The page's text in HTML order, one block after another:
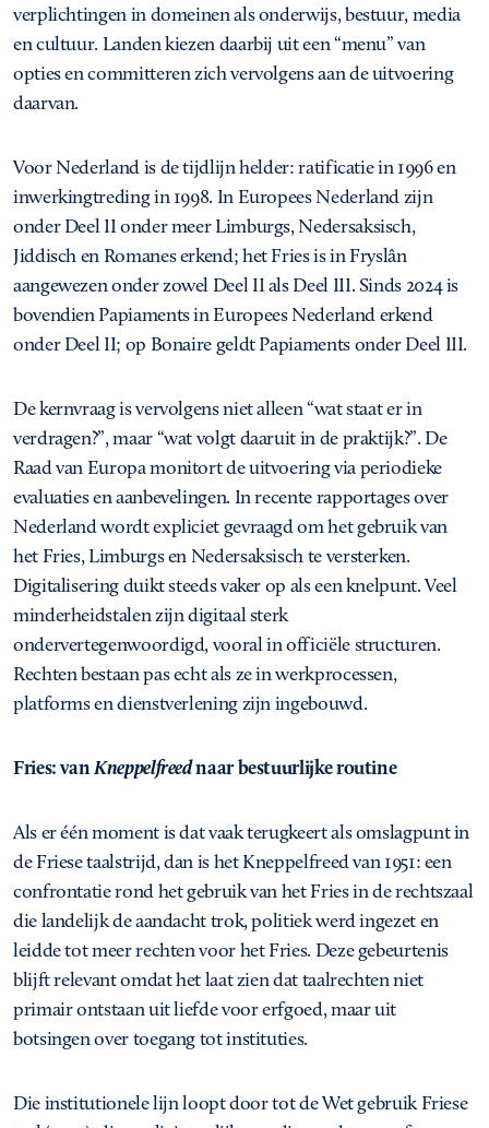
verplichtingen in domeinen als onderwijs, bestuur, media
en cultuur. Landen kiezen daarbij uit een “menu” van
opties en committeren zich vervolgens aan de uitvoering
daarvan.
Voor Nederland is de tijdlijn helder: ratificatie in 1996 en
inwerkingtreding in 1998. In Europees Nederland zijn
onder Deel II onder meer Limburgs, Nedersaksisch,
Jiddisch en Romanes erkend; het Fries is in Fryslân
aangewezen onder zowel Deel II als Deel III. Sinds 2024 is
bovendien Papiaments in Europees Nederland erkend
onder Deel II; op Bonaire geldt Papiaments onder Deel III.
De kernvraag is vervolgens niet alleen “wat staat er in
verdragen?”, maar “wat volgt daaruit in de praktijk?”. De
Raad van Europa monitort de uitvoering via periodieke
evaluaties en aanbevelingen. In recente rapportages over
Nederland wordt expliciet gevraagd om het gebruik van
het Fries, Limburgs en Nedersaksisch te versterken.
Digitalisering duikt steeds vaker op als een knelpunt. Veel
minderheidstalen zijn digitaal sterk
ondervertegenwoordigd, vooral in officiële structuren.
Rechten bestaan pas echt als ze in werkprocessen,
platforms en dienstverlening zijn ingebouwd.
Fries: vanKneppelfreednaar bestuurlijke routine
Als er één moment is dat vaak terugkeert als omslagpunt in
de Friese taalstrijd, dan is het Kneppelfreed van 1951: een
confrontatie rond het gebruik van het Fries in de rechtszaal
die landelijk de aandacht trok, politiek werd ingezet en
leidde tot meer rechten voor het Fries. Deze gebeurtenis
blijft relevant omdat het laat zien dat taalrechten niet
primair ontstaan uit liefde voor erfgoed, maar uit
botsingen over toegang tot instituties.
Die institutionele lijn loopt door tot de Wet gebruik Friese